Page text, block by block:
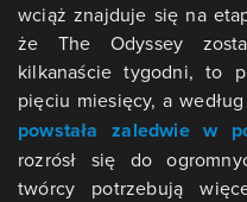
wciąż znajduje się na
że The Odyssey
kilkanaście tygodni, to
pięciu miesięcy, a
powstała zaledwie w
rozrósł się do
twórcy potrzebują